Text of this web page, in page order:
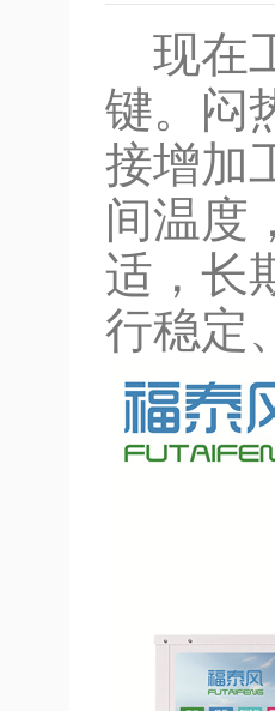
现在
键。闷
接增加
间温度
适，长
行稳定